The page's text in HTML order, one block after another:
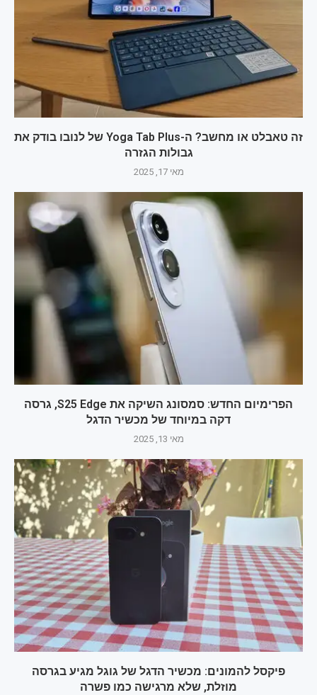
זה טאבלט או מחשב? ה-Yoga Tab Plus של לנובו בודק את
גבולות הגזרה
מאי 17, 2025
הפרימיום החדש: סמסונג השיקה את S25 Edge, גרסה
דקה במיוחד של מכשיר הדגל
מאי 13, 2025
פיקסל להמונים: מכשיר הדגל של גוגל מגיע בגרסה
מוזלת, שלא מרגישה כמו פשרה